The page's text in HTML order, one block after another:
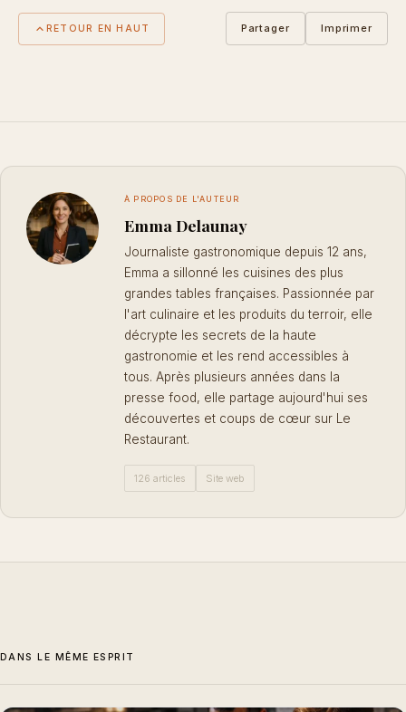
RETOUR EN HAUT Partager Imprimer
À PROPOS DE L'AUTEUR
Emma Delaunay
Journaliste gastronomique depuis 12 ans,
Emma a sillonné les cuisines des plus
grandes tables françaises. Passionnée par
l'art culinaire et les produits du terroir, elle
décrypte les secrets de la haute
gastronomie et les rend accessibles à
tous. Après plusieurs années dans la
presse food, elle partage aujourd'hui ses
découvertes et coups de cœur sur Le
Restaurant.
126 articles Site web
DANS LE MÊME ESPRIT